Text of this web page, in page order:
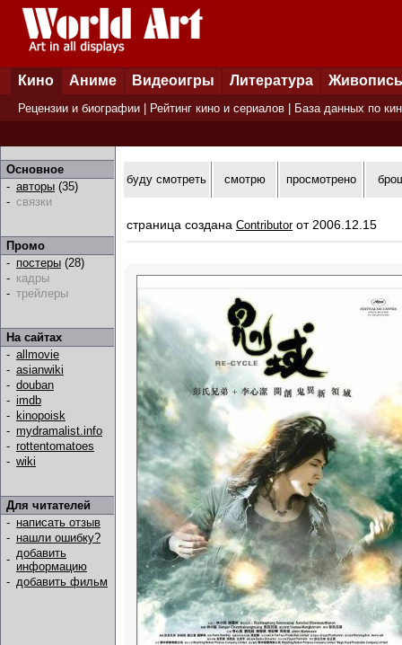
Кино Аниме Видеоигры Литература Живопись
Рецензии и биографии Рейтинг кино и сериалов База данных по
Основное
- авторы (35)
- связки
Промо
- постеры (28)
- кадры
- трейлеры
На сайтах
- allmovie
- asianwiki
- douban
- imdb
- kinopoisk
- mydramalist.info
- rottentomatoes
- wiki
Для читателей
- написать отзыв
- нашли ошибку?
- добавить
информацию
- добавить фильм
буду смотреть смотрю просмотрено
страница создана Contributorот 2006.12.15